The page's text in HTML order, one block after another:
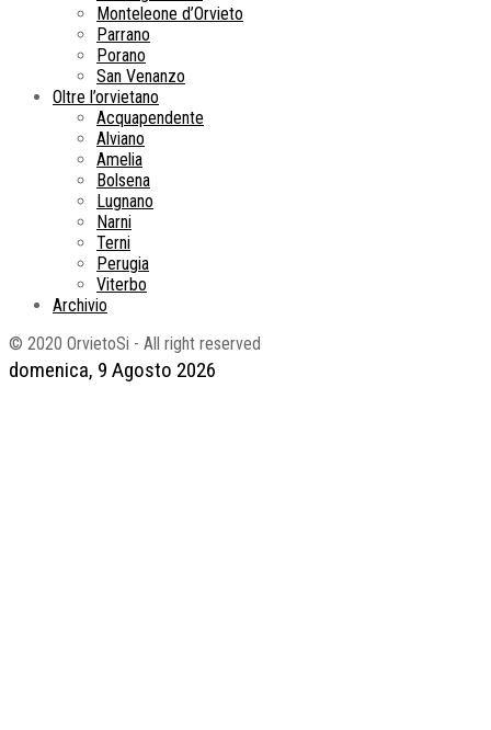
domenica, 9 Agosto 2026
Monteleone d’Orvieto
Parrano
Porano
San Venanzo
Oltre l’orvietano
Acquapendente
Alviano
Amelia
Bolsena
Lugnano
Narni
Terni
Perugia
Viterbo
Archivio
© 2020 OrvietoSi - All right reserved